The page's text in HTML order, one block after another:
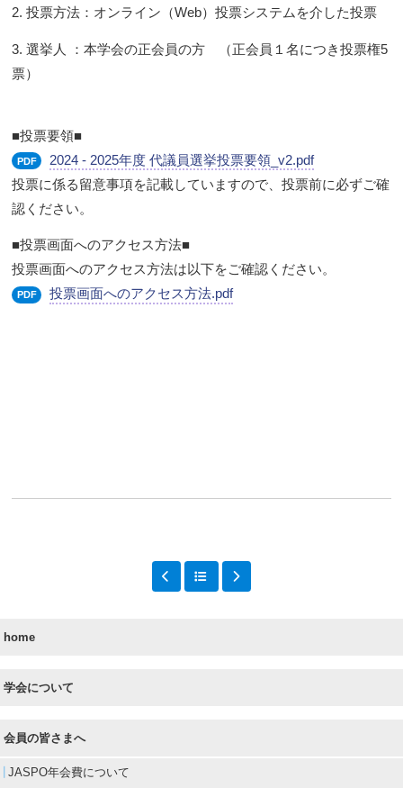
home
学会について
会員の皆さまへ
JASPO年会費について
2. 投票方法：オンライン（Web）投票システムを介した投票
3. 選挙人 ：本学会の正会員の方 （正会員１名につき投票権5
票）
■投票要領■
PDF
2024 - 2025年度 代議員選挙投票要領_v2.pdf
投票に係る留意事項を記載していますので、投票前に必ずご確
認ください。
■投票画面へのアクセス方法■
投票画面へのアクセス方法は以下をご確認ください。
PDF 投票画面へのアクセス方法.pdf